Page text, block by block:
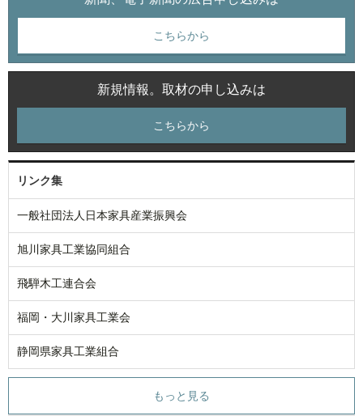
こちらから
新規情報。取材の申し込みは
こちらから
リンク集
一般社団法人日本家具産業振興会
旭川家具工業協同組合
飛騨木工連合会
福岡・大川家具工業会
静岡県家具工業組合
もっと見る